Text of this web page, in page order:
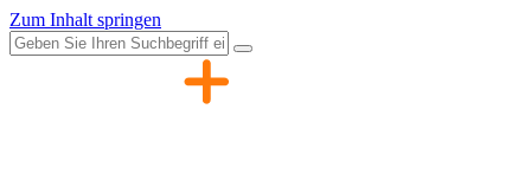
Zum Inhalt springen